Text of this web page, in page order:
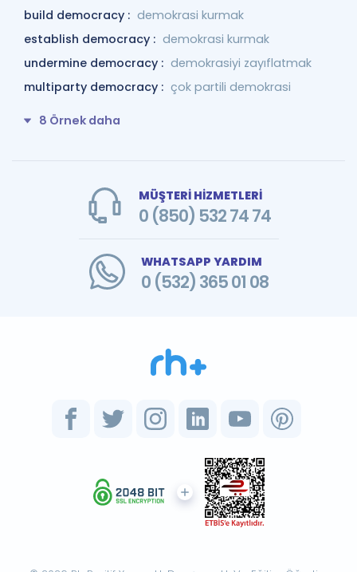
build democracy : demokrasi kurmak
establish democracy : demokrasi kurmak
undermine democracy : demokrasiyi zayıflatmak
multiparty democracy : çok partili demokrasi
8 Örnek daha
MÜŞTERİ HİZMETLERİ
0 (850) 532 74 74
WHATSAPP YARDIM
0 (532) 365 01 08